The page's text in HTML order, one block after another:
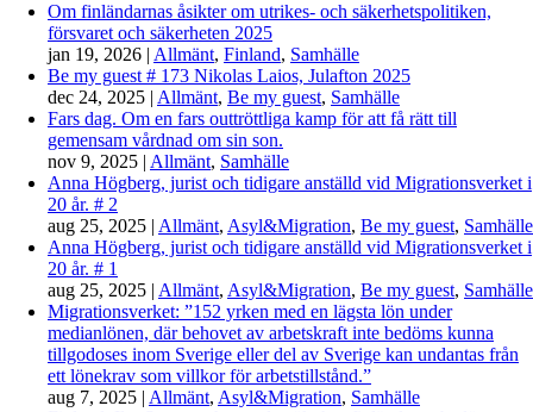
Om finländarnas åsikter om utrikes- och säkerhetspolitiken,
försvaret och säkerheten 2025
jan 19, 2026 | Allmänt, Finland, Samhälle
Be my guest # 173 Nikolas Laios, Julafton 2025
dec 24, 2025 | Allmänt, Be my guest, Samhälle
Fars dag. Om en fars outtröttliga kamp för att få rätt till
gemensam vårdnad om sin son.
nov 9, 2025 | Allmänt, Samhälle
Anna Högberg, jurist och tidigare anställd vid Migrationsverket i
20 år. # 2
aug 25, 2025 | Allmänt, Asyl&Migration, Be my guest, Samhälle
Anna Högberg, jurist och tidigare anställd vid Migrationsverket i
20 år. # 1
aug 25, 2025 | Allmänt, Asyl&Migration, Be my guest, Samhälle
Migrationsverket: ”152 yrken med en lägsta lön under
medianlönen, där behovet av arbetskraft inte bedöms kunna
tillgodoses inom Sverige eller del av Sverige kan undantas från
ett lönekrav som villkor för arbetstillstånd.”
aug 7, 2025 | Allmänt, Asyl&Migration, Samhälle